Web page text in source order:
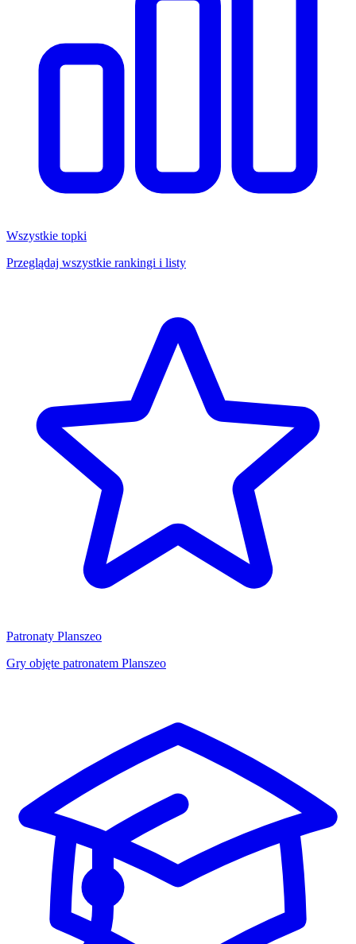
Wszystkie topki
Przeglądaj wszystkie rankingi i listy
Patronaty Planszeo
Gry objęte patronatem Planszeo